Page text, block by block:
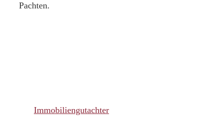
Pachten.
Immobiliengutachter